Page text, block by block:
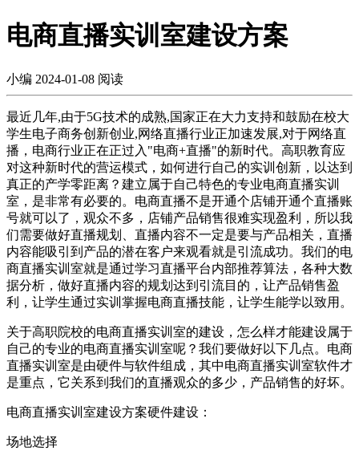
电商直播实训室建设方案
小编 2024-01-08 阅读
最近几年,由于5G技术的成熟,国家正在大力支持和鼓励在校大
学生电子商务创新创业,网络直播行业正加速发展,对于网络直
播，电商行业正在正过入"电商+直播"的新时代。高职教育应
对这种新时代的营运模式，如何进行自己的实训创新，以达到
真正的产学零距离？建立属于自己特色的专业电商直播实训
室，是非常有必要的。电商直播不是开通个店铺开通个直播账
号就可以了，观众不多，店铺产品销售很难实现盈利，所以我
们需要做好直播规划、直播内容不一定是要与产品相关，直播
内容能吸引到产品的潜在客户来观看就是引流成功。我们的电
商直播实训室就是通过学习直播平台内部推荐算法，各种大数
据分析，做好直播内容的规划达到引流目的，让产品销售盈
利，让学生通过实训掌握电商直播技能，让学生能学以致用。
关于高职院校的电商直播实训室的建设，怎么样才能建设属于
自己的专业的电商直播实训室呢？我们要做好以下几点。电商
直播实训室是由硬件与软件组成，其中电商直播实训室软件才
是重点，它关系到我们的直播观众的多少，产品销售的好坏。
电商直播实训室建设方案硬件建设：
场地选择